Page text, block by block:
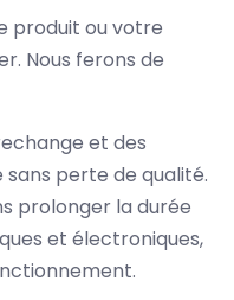
produit ou votre
Nous ferons de
et des
perte de qualité.
prolonger la durée
et électroniques,